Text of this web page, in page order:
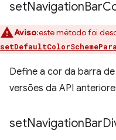
setNavigationBar
Aviso:este método foi
Define a cor da barra
versões da API
setNavigationBar